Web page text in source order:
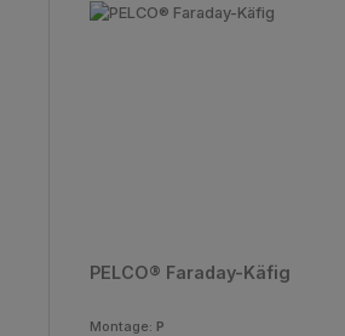
PELCO® Faraday-Käfig
Montage: P